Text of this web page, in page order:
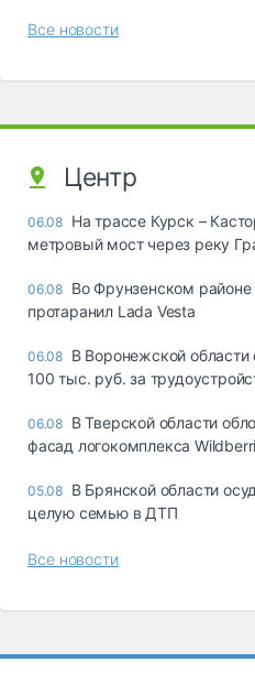
Все новости
Центр
06.08 На трассе Курск –
метровый мост через реку
06.08 Во Фрунзенском
протаранил Lada Vesta
06.08 В Воронежской
100 тыс. руб. за
06.08 В Тверской области
фасад логокомплекса
05.08 В Брянской области
целую семью в ДТП
Все новости